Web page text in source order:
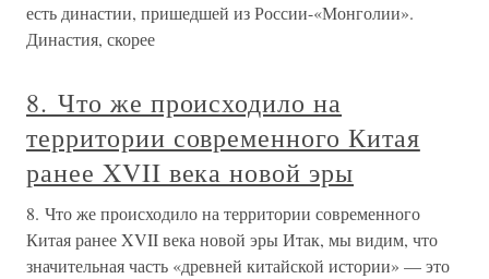
есть династии, пришедшей из России-«Монголии».
Династия, скорее
8. Что же происходило на
территории современного Китая
ранее XVII века новой эры
8. Что же происходило на территории современного
Китая ранее XVII века новой эры Итак, мы видим, что
значительная часть «древней китайской истории» — это